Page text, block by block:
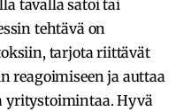
tavalla satoi tai
tehtävä on
tarjota riittävät
reagoimiseen ja auttaa
yritystoimintaa. Hyvä